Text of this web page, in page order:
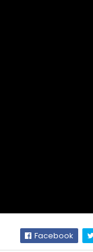
Facebook